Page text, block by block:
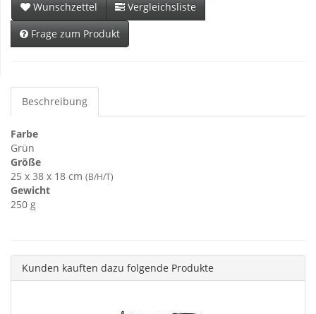
Wunschzettel
Vergleichsliste
Frage zum Produkt
Beschreibung
Farbe
Grün
Größe
25 x 38 x 18 cm (B/H/T)
Gewicht
250 g
Kunden kauften dazu folgende Produkte